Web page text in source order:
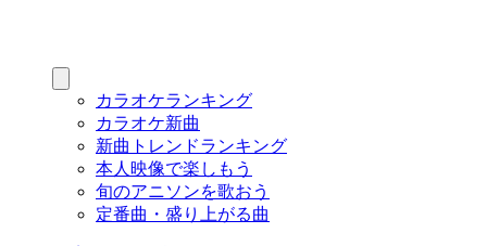
カラオケランキング
カラオケ新曲
新曲トレンドランキング
本人映像で楽しもう
旬のアニソンを歌おう
定番曲・盛り上がる曲